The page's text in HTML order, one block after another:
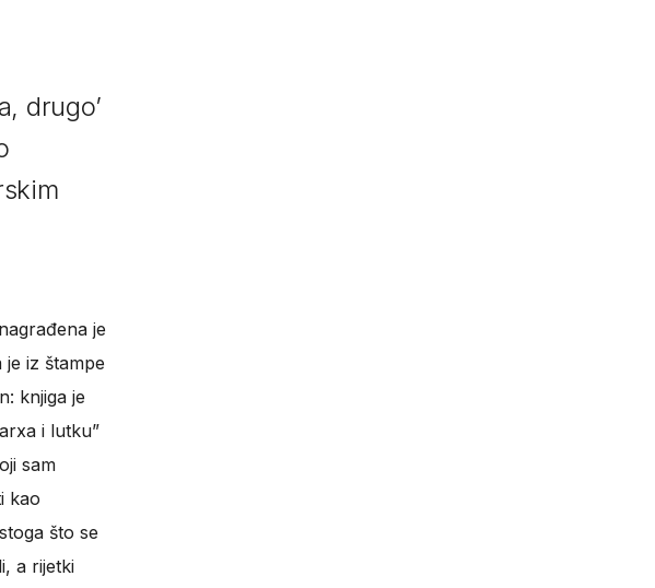
drugo’
je
je iz štampe
knjiga je
i lutku”
sam
kao
što se
a rijetki